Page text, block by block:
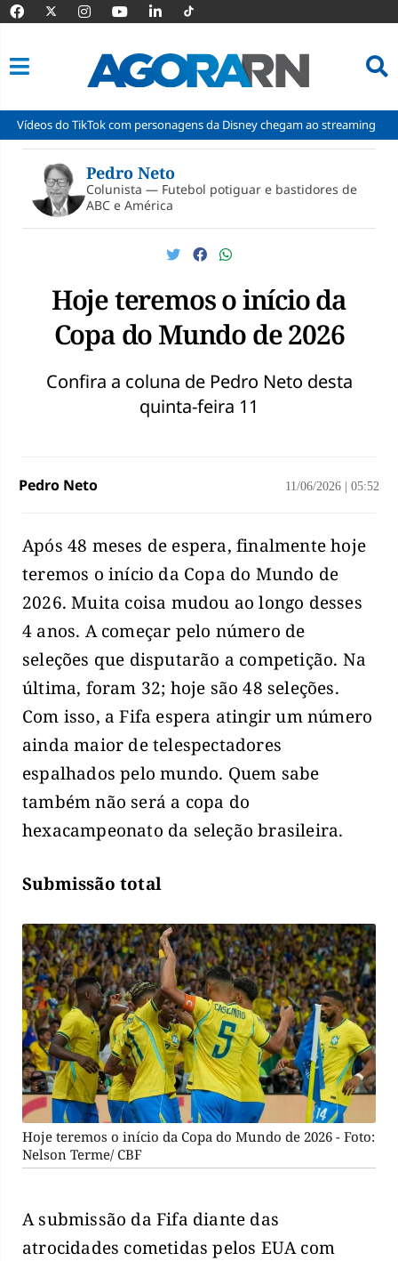
TikTok com personagens da Disney chegam ao streaming Cadu
Pular
conteúdo
Pedro Neto
Colunista — Futebol potiguar e bastidores de
ABC e América
Hoje teremos o início da
Copa do Mundo de 2026
Confira a coluna de Pedro Neto desta
quinta-feira 11
Pedro Neto 11/06/2026 05:52
Após 48 meses de espera, finalmente hoje
teremos o início da Copa do Mundo de
2026. Muita coisa mudou ao longo desses
4 anos. A começar pelo número de
seleções que disputarão a competição. Na
última, foram 32; hoje são 48 seleções.
Com isso, a Fifa espera atingir um número
ainda maior de telespectadores
espalhados pelo mundo. Quem sabe
também não será a copa do
hexacampeonato da seleção brasileira.
Submissão total
Hoje teremos o início da Copa do Mundo de 2026 - Foto:
Nelson Terme/ CBF
A submissão da Fifa diante das
atrocidades cometidas pelos EUA com